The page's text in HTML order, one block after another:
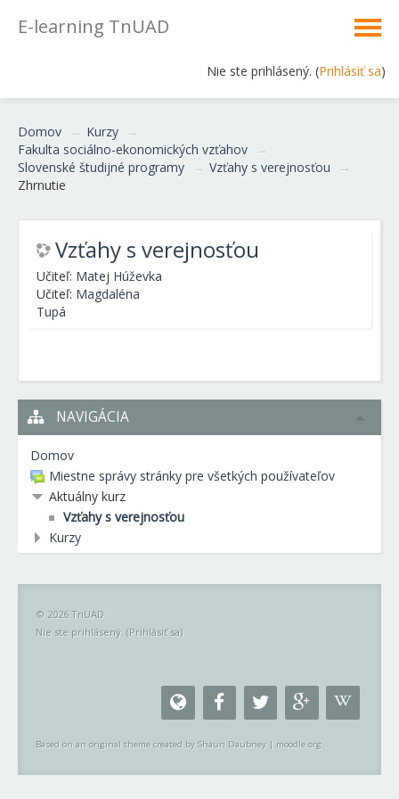
E-learning TnUAD
Nie ste prihlásený. (Prihlásiť sa)
Domov → Kurzy
→
Fakulta sociálno-ekonomických vzťahov
→
Slovenské študijné programy
→ Vzťahy s verejnosťou
→
Zhrnutie
Vzťahy s verejnosťou
Učiteľ: Matej Húževka
Učiteľ: Magdaléna
Tupá
NAVIGÁCIA
Domov
Miestne správy stránky pre všetkých používateľov
Aktuálny kurz
Vzťahy s verejnosťou
Kurzy
© 2026 TnUAD
Nie ste prihlásený. (Prihlásiť sa)
Based on an original theme created by Shaun Daubney| moodle.org